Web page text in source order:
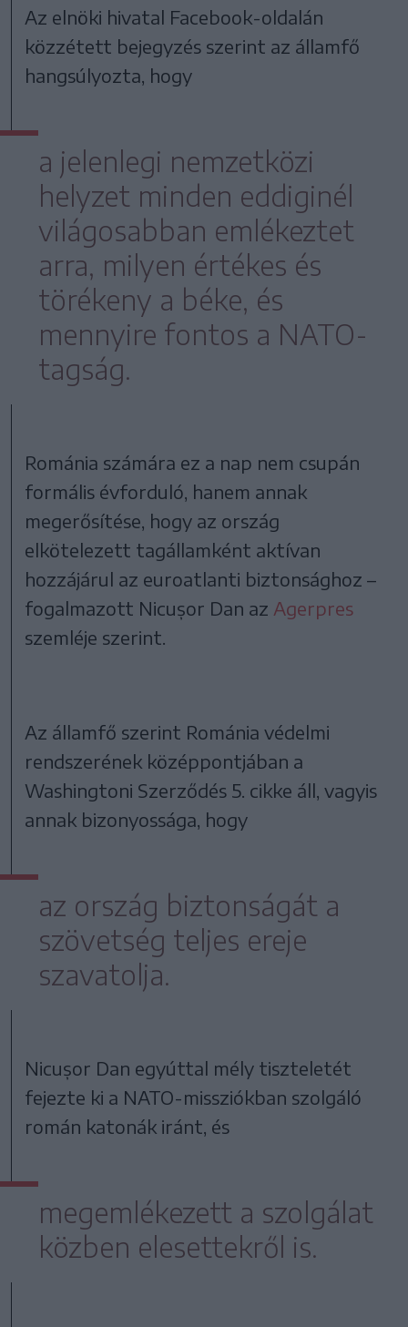
Az elnöki hivatal Facebook-oldalán
közzétett bejegyzés szerint az államfő
hangsúlyozta, hogy
a jelenlegi nemzetközi
helyzet minden eddiginél
világosabban emlékeztet
arra, milyen értékes és
törékeny a béke, és
mennyire fontos a NATO-
tagság.
Románia számára ez a nap nem csupán
formális évforduló, hanem annak
megerősítése, hogy az ország
elkötelezett tagállamként aktívan
hozzájárul az euroatlanti biztonsághoz –
fogalmazott Nicușor Dan az Agerpres
szemléje szerint.
Az államfő szerint Románia védelmi
rendszerének középpontjában a
Washingtoni Szerződés 5. cikke áll, vagyis
annak bizonyossága, hogy
az ország biztonságát a
szövetség teljes ereje
szavatolja.
Nicușor Dan egyúttal mély tiszteletét
fejezte ki a NATO-missziókban szolgáló
román katonák iránt, és
megemlékezett a szolgálat
közben elesettekről is.